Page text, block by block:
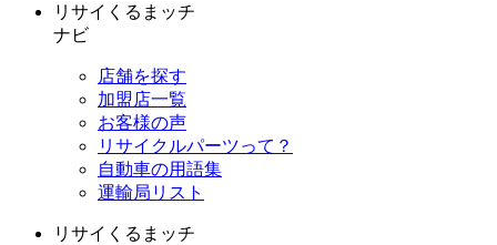
リサイくるまッチ
ナビ
店舗を探す
加盟店一覧
お客様の声
リサイクルパーツって？
自動車の用語集
運輸局リスト
リサイくるまッチ